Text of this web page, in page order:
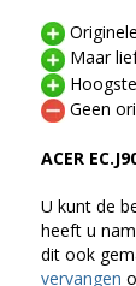
Maar
Geen
ACER
U kunt de
heeft u
dit ook
vervangen